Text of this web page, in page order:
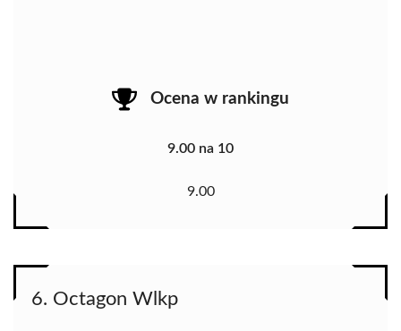
Ocena w rankingu
9.00 na 10
9.00
6. Octagon Wlkp